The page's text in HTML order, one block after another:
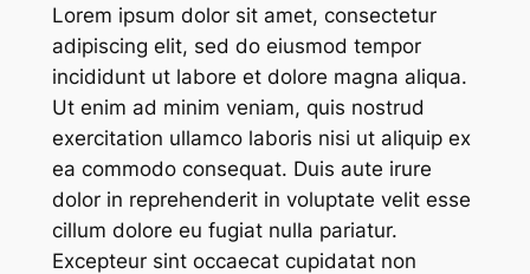
Lorem ipsum dolor sit amet, consectetur
adipiscing elit, sed do eiusmod tempor
incididunt ut labore et dolore magna aliqua.
Ut enim ad minim veniam, quis nostrud
exercitation ullamco laboris nisi ut aliquip ex
ea commodo consequat. Duis aute irure
dolor in reprehenderit in voluptate velit esse
cillum dolore eu fugiat nulla pariatur.
Excepteur sint occaecat cupidatat non